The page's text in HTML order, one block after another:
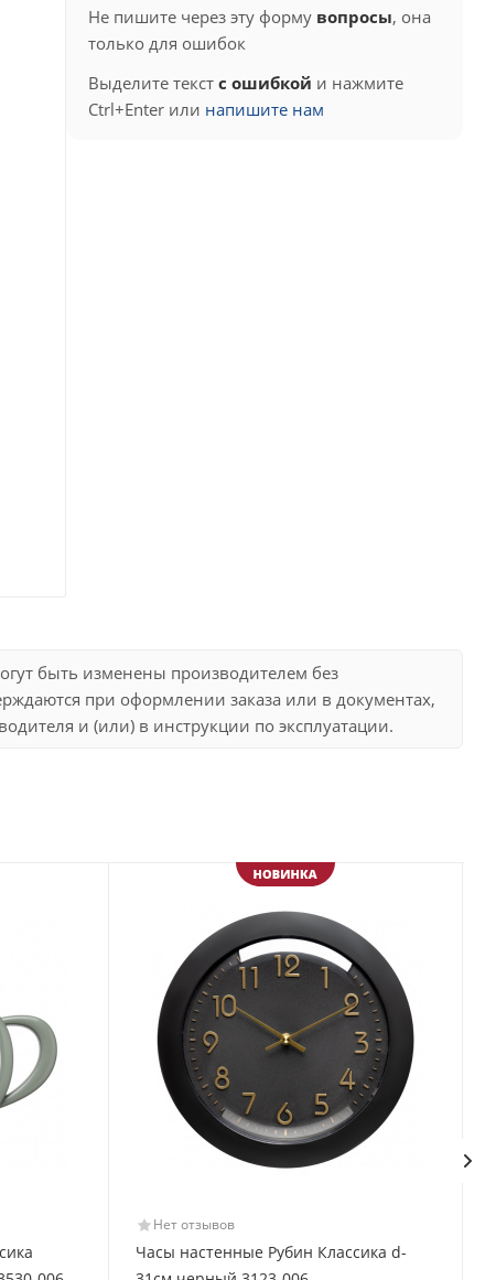
Не пишите через эту форму вопросы, она
только для ошибок
Выделите текст с ошибкой и нажмите
Ctrl+Enter или напишите нам
быть изменены производителем без
при оформлении заказа или в документах,
и (или) в инструкции по эксплуатации.
Нет отзывов
Часы настенные Рубин Классика d-